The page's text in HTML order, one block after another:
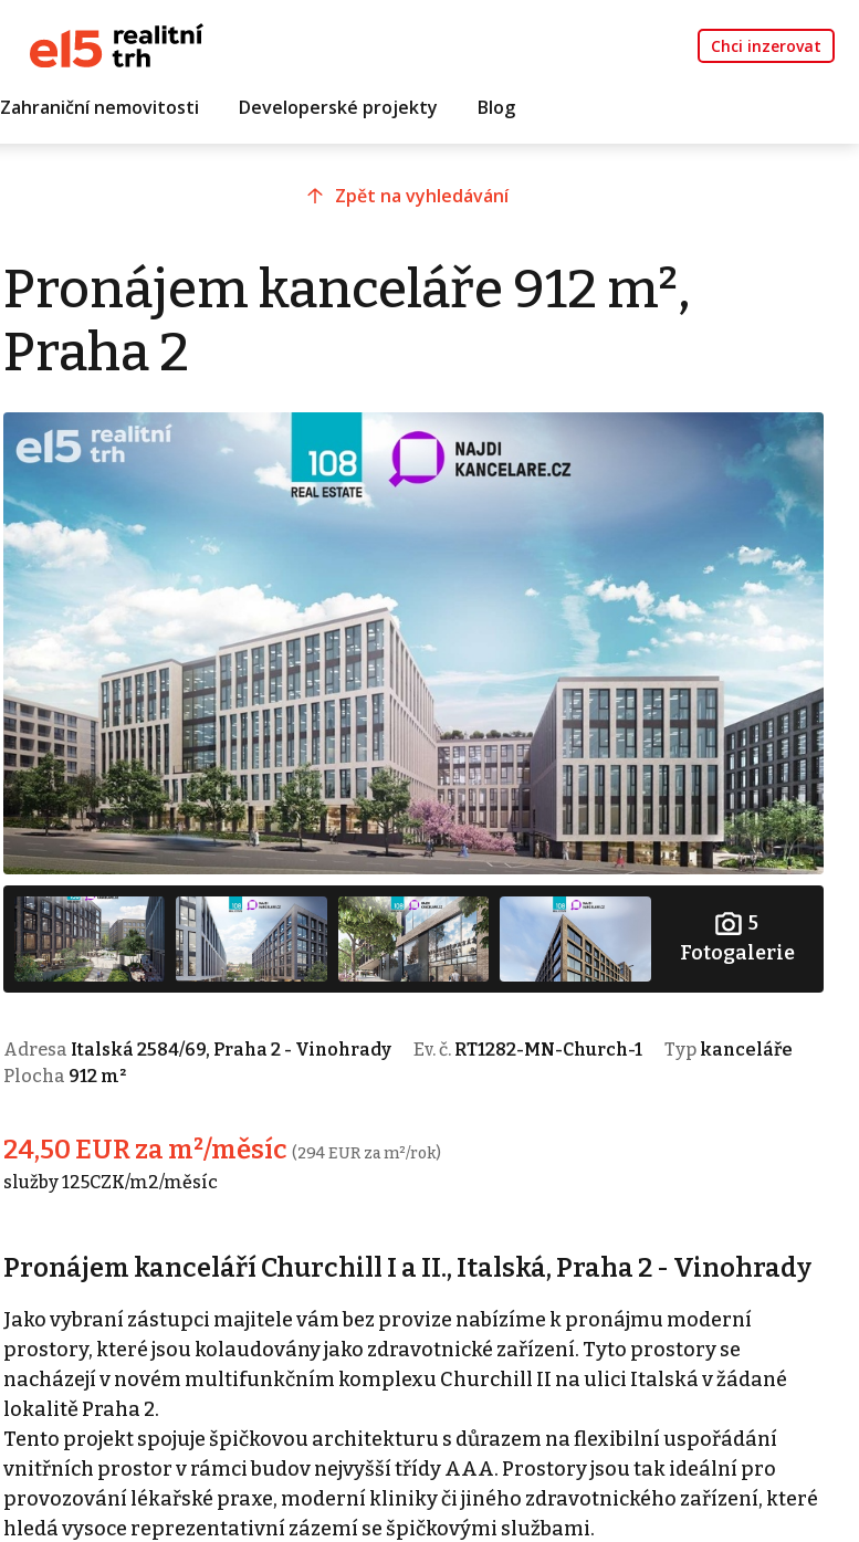
Chci inzerovat
Zahraniční nemovitosti Developerské projekty Blog
Zpět na vyhledávání
Pronájem kanceláře 912 m²,
Praha 2
5
Fotogalerie
Adresa Italská 2584/69, Praha 2 - Vinohrady Ev. č. RT1282-MN-Church-1 Typ kanceláře
Plocha 912 m²
24,50 EUR za m²/měsíc (294 EUR za m²/rok)
služby 125CZK/m2/měsíc
Pronájem kanceláří Churchill I a II., Italská, Praha 2 - Vinohrady
Jako vybraní zástupci majitele vám bez provize nabízíme k pronájmu moderní
prostory, které jsou kolaudovány jako zdravotnické zařízení. Tyto prostory se
nacházejí v novém multifunkčním komplexu Churchill II na ulici Italská v žádané
lokalitě Praha 2.
Tento projekt spojuje špičkovou architekturu s důrazem na flexibilní uspořádání
vnitřních prostor v rámci budov nejvyšší třídy AAA. Prostory jsou tak ideální pro
provozování lékařské praxe, moderní kliniky či jiného zdravotnického zařízení, které
hledá vysoce reprezentativní zázemí se špičkovými službami.